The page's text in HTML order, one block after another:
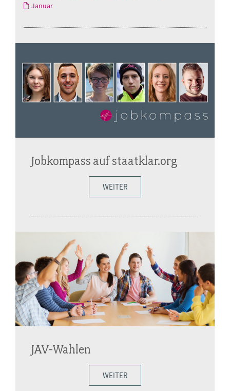
Januar
Jobkompass auf staatklar.org
WEITER
JAV-Wahlen
WEITER